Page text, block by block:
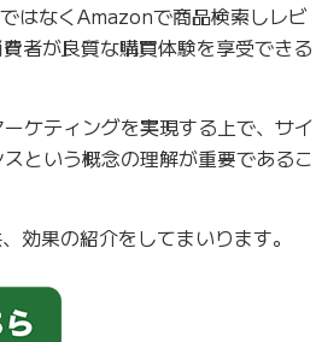
はなくAmazonで商品検索しレビ
者が良質な購買体験を享受できる
ケティングを実現する上で、サイ
という概念の理解が重要であるこ
効果の紹介をしてまいります。